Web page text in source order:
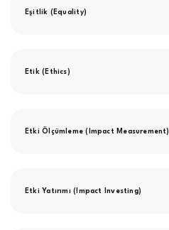
Eşitlik (Equality)
Etik (Ethics)
Etki Ölçümleme (Impact Measurement)
Etki Yatırımı (Impact Investing)